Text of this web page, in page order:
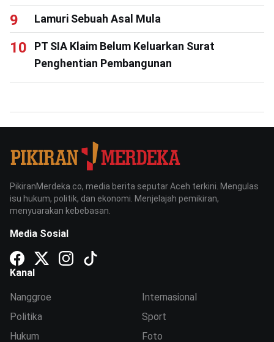
Lamuri Sebuah Asal Mula
PT SIA Klaim Belum Keluarkan Surat
Penghentian Pembangunan
PikiranMerdeka.co, media berita seputar Aceh terkini. Mengulas
isu hukum, politik, dan ekonomi. Menjelajah pemikiran,
menyuarakan kebebasan.
Media Sosial
Kanal
Nanggroe
Politika
Hukum
Internasional
Sport
Foto